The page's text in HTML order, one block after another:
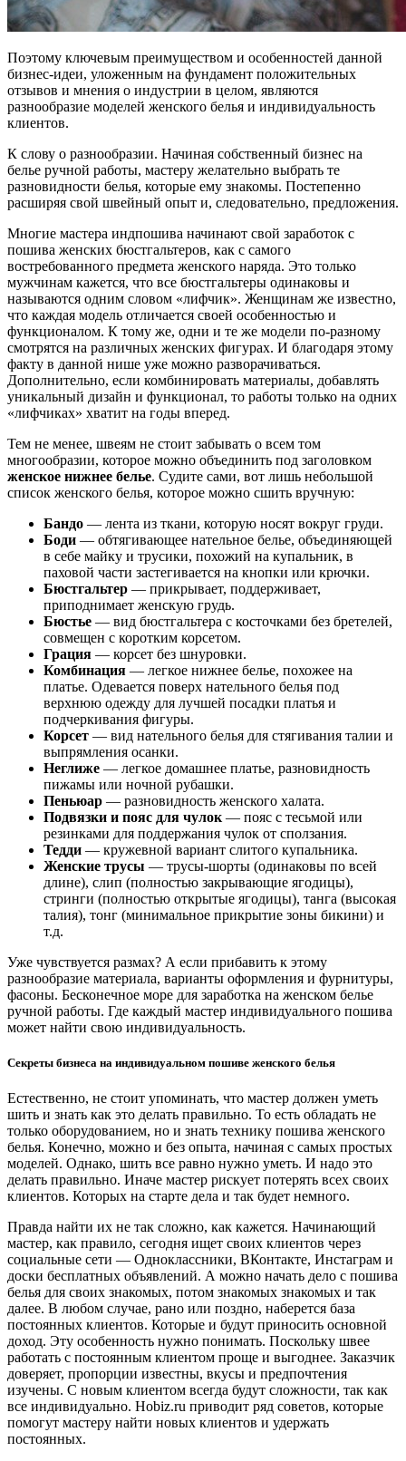
Поэтому ключевым преимуществом и особенностей данной
бизнес-идеи, уложенным на фундамент положительных
отзывов и мнения о индустрии в целом, являются
разнообразие моделей женского белья и индивидуальность
клиентов.
К слову о разнообразии. Начиная собственный бизнес на
белье ручной работы, мастеру желательно выбрать те
разновидности белья, которые ему знакомы. Постепенно
расширяя свой швейный опыт и, следовательно, предложения.
Многие мастера индпошива начинают свой заработок с
пошива женских бюстгальтеров, как с самого
востребованного предмета женского наряда. Это только
мужчинам кажется, что все бюстгальтеры одинаковы и
называются одним словом «лифчик». Женщинам же известно,
что каждая модель отличается своей особенностью и
функционалом. К тому же, одни и те же модели по-разному
смотрятся на различных женских фигурах. И благодаря этому
факту в данной нише уже можно разворачиваться.
Дополнительно, если комбинировать материалы, добавлять
уникальный дизайн и функционал, то работы только на одних
«лифчиках» хватит на годы вперед.
Тем не менее, швеям не стоит забывать о всем том
многообразии, которое можно объединить под заголовком
женское нижнее белье. Судите сами, вот лишь небольшой
список женского белья, которое можно сшить вручную:
Бандо — лента из ткани, которую носят вокруг груди.
Боди — обтягивающее нательное белье, объединяющей
в себе майку и трусики, похожий на купальник, в
паховой части застегивается на кнопки или крючки.
Бюстгальтер — прикрывает, поддерживает,
приподнимает женскую грудь.
Бюстье — вид бюстгальтера с косточками без бретелей,
совмещен с коротким корсетом.
Грация — корсет без шнуровки.
Комбинация — легкое нижнее белье, похожее на
платье. Одевается поверх нательного белья под
верхнюю одежду для лучшей посадки платья и
подчеркивания фигуры.
Корсет — вид нательного белья для стягивания талии и
выпрямления осанки.
Неглиже — легкое домашнее платье, разновидность
пижамы или ночной рубашки.
Пеньюар — разновидность женского халата.
Подвязки и пояс для чулок — пояс с тесьмой или
резинками для поддержания чулок от сползания.
Тедди — кружевной вариант слитого купальника.
Женские трусы — трусы-шорты (одинаковы по всей
длине), слип (полностью закрывающие ягодицы),
стринги (полностью открытые ягодицы), танга (высокая
талия), тонг (минимальное прикрытие зоны бикини) и
т.д.
Уже чувствуется размах? А если прибавить к этому
разнообразие материала, варианты оформления и фурнитуры,
фасоны. Бесконечное море для заработка на женском белье
ручной работы. Где каждый мастер индивидуального пошива
может найти свою индивидуальность.
Секреты бизнеса на индивидуальном пошиве женского белья
Естественно, не стоит упоминать, что мастер должен уметь
шить и знать как это делать правильно. То есть обладать не
только оборудованием, но и знать технику пошива женского
белья. Конечно, можно и без опыта, начиная с самых простых
моделей. Однако, шить все равно нужно уметь. И надо это
делать правильно. Иначе мастер рискует потерять всех своих
клиентов. Которых на старте дела и так будет немного.
Правда найти их не так сложно, как кажется. Начинающий
мастер, как правило, сегодня ищет своих клиентов через
социальные сети — Одноклассники, ВКонтакте, Инстаграм и
доски бесплатных объявлений. А можно начать дело с пошива
белья для своих знакомых, потом знакомых знакомых и так
далее. В любом случае, рано или поздно, наберется база
постоянных клиентов. Которые и будут приносить основной
доход. Эту особенность нужно понимать. Поскольку швее
работать с постоянным клиентом проще и выгоднее. Заказчик
доверяет, пропорции известны, вкусы и предпочтения
изучены. С новым клиентом всегда будут сложности, так как
все индивидуально. Hobiz.ru приводит ряд советов, которые
помогут мастеру найти новых клиентов и удержать
постоянных.